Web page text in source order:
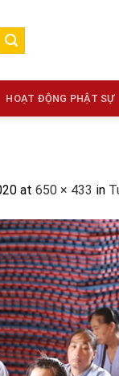
HOẠT ĐỘNG PHẬT SỰ
at 650 × 433 in